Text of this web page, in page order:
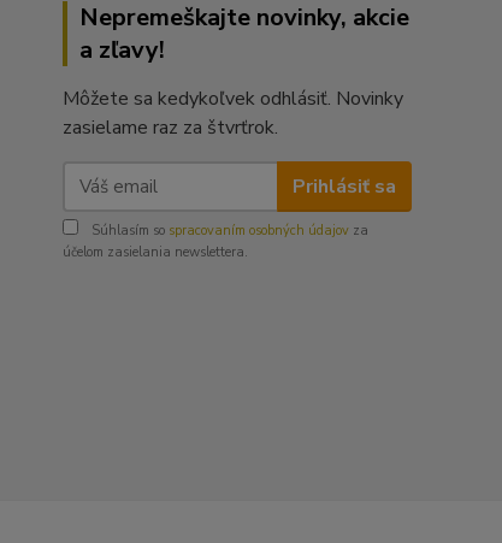
Nepremeškajte novinky, akcie
a zľavy!
Môžete sa kedykoľvek odhlásiť. Novinky
zasielame raz za štvrťrok.
Prihlásiť sa
Súhlasím so spracovaním osobných údajov za
účelom zasielania newslettera.